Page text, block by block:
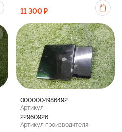
11 300 ₽
0000004986492
Артикул
22960926
Артикул производителя